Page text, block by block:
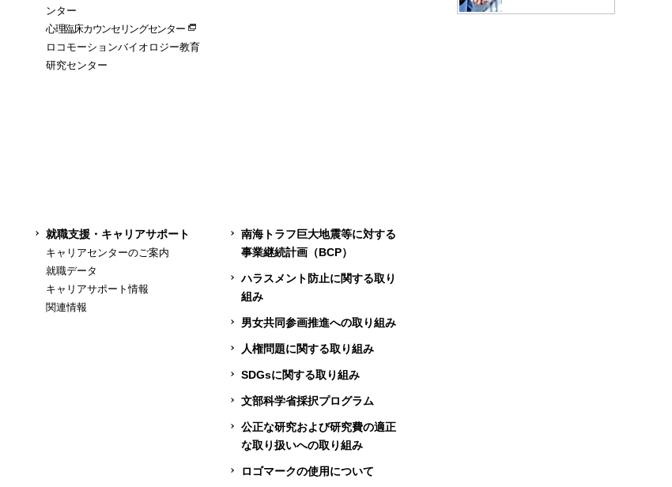
ンター
心理臨床カウンセリングセンター
ロコモーションバイオロジー教育
研究センター
就職支援・キャリアサポート
キャリアセンターのご案内
就職データ
キャリアサポート情報
関連情報
南海トラフ巨大地震等に対する
事業継続計画（BCP）
ハラスメント防止に関する取り
組み
男女共同参画推進への取り組み
人権問題に関する取り組み
SDGsに関する取り組み
文部科学省採択プログラム
公正な研究および研究費の適正
な取り扱いへの取り組み
ロゴマークの使用について